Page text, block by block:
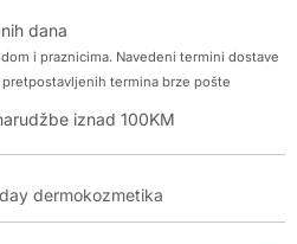
dana
i praznicima. Navedeni termini dostave
termina brze pošte
iznad 100KM
dermokozmetika